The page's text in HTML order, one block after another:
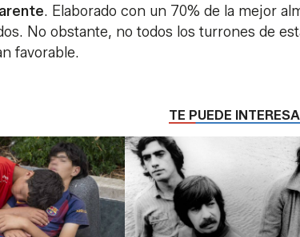
. Elaborado con un 70% de la mejor
No obstante, no todos los turrones de
favorable.
TE PUEDE